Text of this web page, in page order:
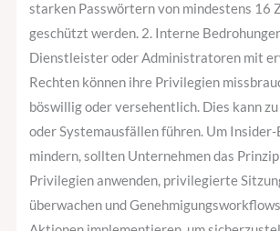
starken Passwörtern von mindestens 16
geschützt werden. 2. Interne
Dienstleister oder Administratoren mit
Rechten können ihre Privilegien
böswillig oder versehentlich. Dies kann
oder Systemausfällen führen. Um Insider-
mindern, sollten Unternehmen das
Privilegien anwenden, privilegierte
überwachen und